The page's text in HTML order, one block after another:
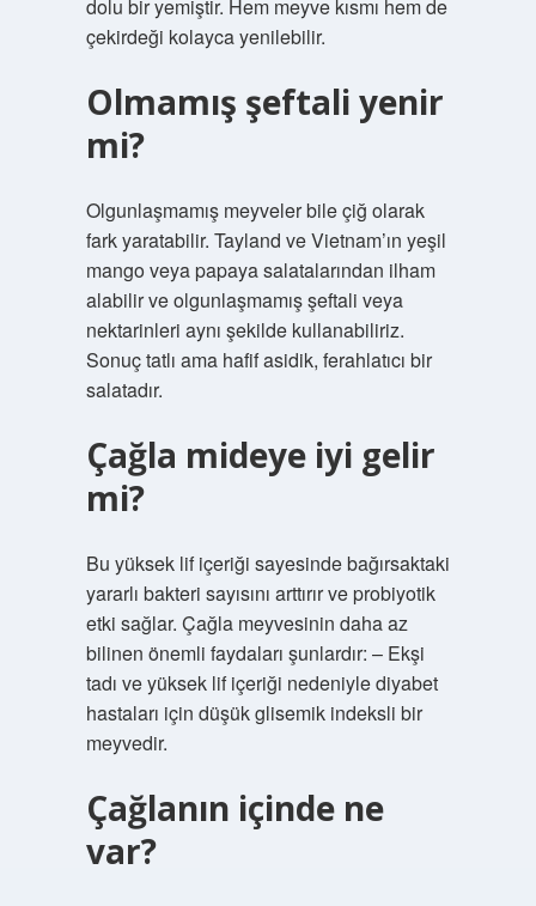
dolu bir yemiştir. Hem meyve kısmı hem de
çekirdeği kolayca yenilebilir.
Olmamış şeftali yenir
mi?
Olgunlaşmamış meyveler bile çiğ olarak
fark yaratabilir. Tayland ve Vietnam’ın yeşil
mango veya papaya salatalarından ilham
alabilir ve olgunlaşmamış şeftali veya
nektarinleri aynı şekilde kullanabiliriz.
Sonuç tatlı ama hafif asidik, ferahlatıcı bir
salatadır.
Çağla mideye iyi gelir
mi?
Bu yüksek lif içeriği sayesinde bağırsaktaki
yararlı bakteri sayısını arttırır ve probiyotik
etki sağlar. Çağla meyvesinin daha az
bilinen önemli faydaları şunlardır: – Ekşi
tadı ve yüksek lif içeriği nedeniyle diyabet
hastaları için düşük glisemik indeksli bir
meyvedir.
Çağlanın içinde ne
var?